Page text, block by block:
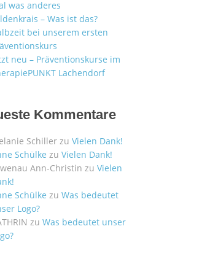
was anderes
– Was ist das?
bei unserem ersten
neu – Präventionskurse im
Lachendorf
Kommentare
Schillerzu Vielen Dank!
Schülke zu Vielen Dank!
Ann-Christin zu Vielen
Schülke zu Was bedeutet
Logo?
zu Was bedeutet unser